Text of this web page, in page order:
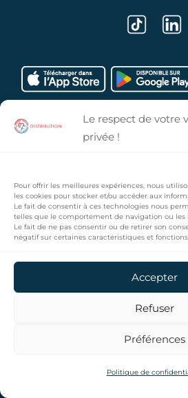
Le respect de votre
privée !
Pour offrir les meilleures expériences, nous
les cookies pour stocker et/ou accéder aux
Le fait de consentir à ces technologies nous
telles que le comportement de navigation ou les
Le fait de ne pas consentir ou de retirer son
négatif sur certaines caractéristiques et
Accepter
Refuser
Préférences
Politique de
dans votre boutique en ligne
Commandez et dégustez en
gamme de produits :Red
© IDF Distribution – Tous droits